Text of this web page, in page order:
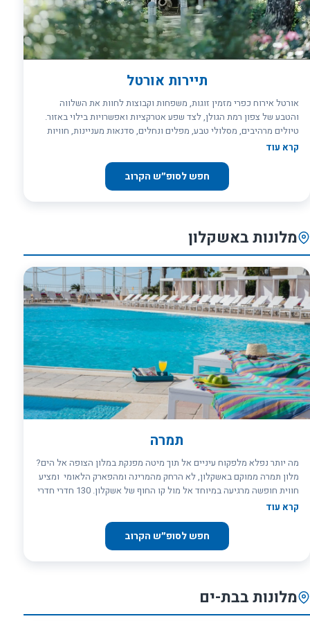
תיירות אורטל
אורטל אירוח כפרי מזמין זוגות, משפחות וקבוצות לחוות את השלווה
והטבע של צפון רמת הגולן, לצד שפע אטרקציות ואפשרויות בילוי באזור.
טיולים מרהיבים, מסלולי טבע, מפלים ונחלים, סדנאות מעניינות, חוויות
קולינריות ויקבים מפורסמים – כל מה שצריך כדי ליצור חופשה בלתי
קרא עוד
חפש לסופ״ש הקרוב
מלונות באשקלון
תמרה
מה יותר נפלא מלפקוח עיניים אל תוך מיטה מפנקת במלון הצופה אל הים?
מלון תמרה ממוקם באשקלון, לא הרחק מהמרינה ומהפארק הלאומי ומציע
חווית חופשה מרגיעה במיוחד אל מול קו החוף של אשקלון. 130 חדרי חדרי
המלון המעוצבים ברכות וצופים כולם אל הים. במלון אף מתחם ספא
המאופיין בארוחות קולינריות משובחות
קרא עוד
חפש לסופ״ש הקרוב
מלונות בבת-ים